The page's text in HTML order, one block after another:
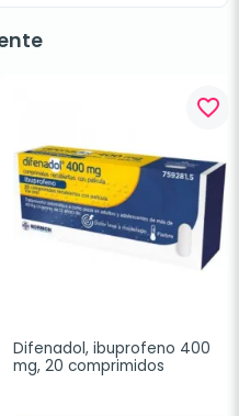
favorite_border
Difenadol, ibuprofeno 400
mg, 20 comprimidos